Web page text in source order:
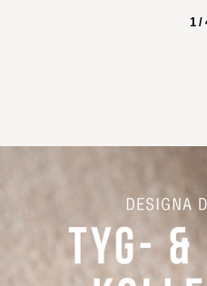
1 /